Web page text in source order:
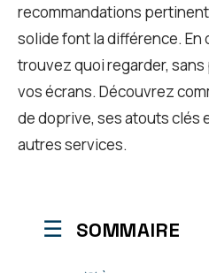
recommandations
solide font la différence.
trouvez quoi regarder,
vos écrans. Découvrez
de doprive, ses atouts clés
autres services.
SOMMAIRE